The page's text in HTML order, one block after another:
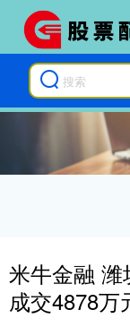
米牛金融
成交4878万